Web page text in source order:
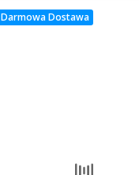
Darmowa Dostawa